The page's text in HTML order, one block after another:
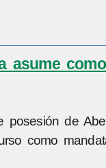
asume
posesión de
como